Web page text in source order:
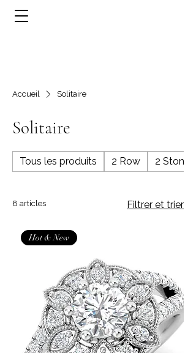
Accueil Solitaire
Solitaire
Tous les produits 2 Row 2 Stone
8 articles Filtrer et trier
Hot & New